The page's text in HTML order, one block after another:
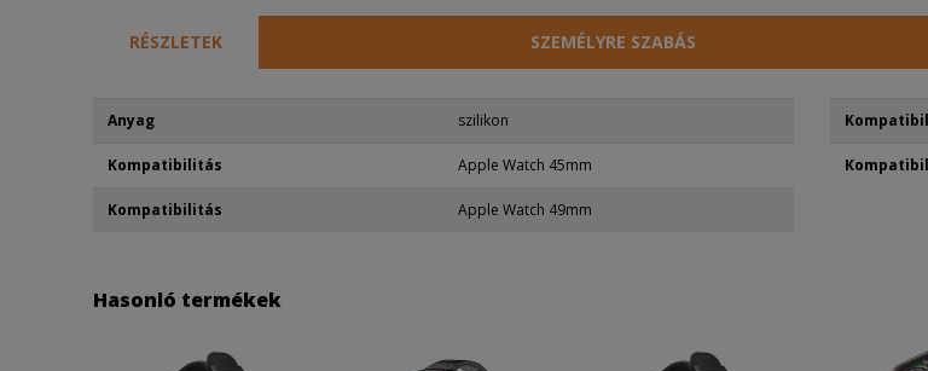
RÉSZLETEK SZEMÉLYRE SZABÁS
Anyag szilikon
Kompatibilitás Apple Watch 45mm
Kompatibilitás Apple Watch 49mm
Hasonló termékek